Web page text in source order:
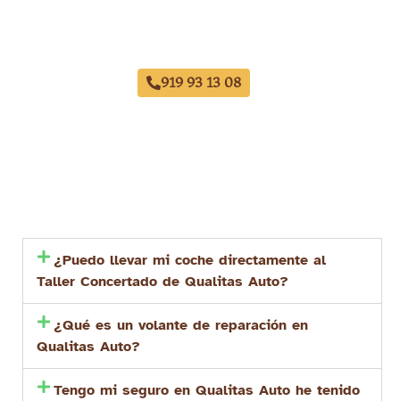
919 93 13 08
¿Puedo llevar mi coche directamente al
Taller Concertado de Qualitas Auto?
¿Qué es un volante de reparación en
Qualitas Auto?
Tengo mi seguro en Qualitas Auto he tenido